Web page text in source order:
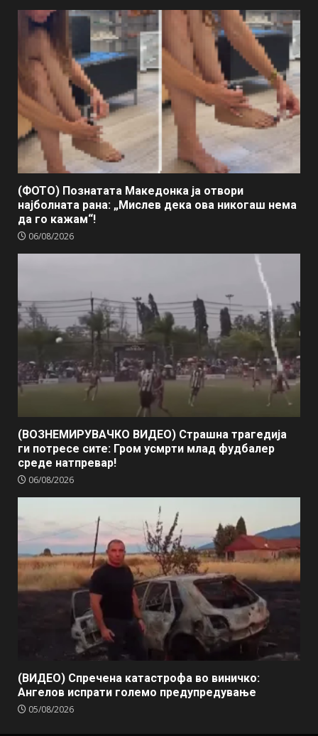
(ФОТО) Познатата Македонка ја отвори
најболната рана: „Мислев дека ова никогаш нема
да го кажам“!
06/08/2026
(ВОЗНЕМИРУВАЧКО ВИДЕО) Страшна трагедија
ги потресе сите: Гром усмрти млад фудбалер
среде натпревар!
06/08/2026
(ВИДЕО) Спречена катастрофа во виничко:
Ангелов испрати големо предупредување
05/08/2026